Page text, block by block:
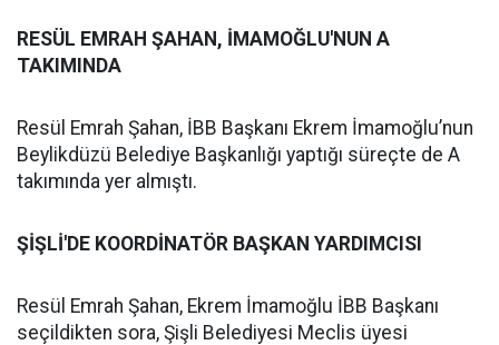
RESÜL EMRAH ŞAHAN, İMAMOĞLU'NUN A
TAKIMINDA
Resül Emrah Şahan, İBB Başkanı Ekrem İmamoğlu’nun
Beylikdüzü Belediye Başkanlığı yaptığı süreçte de A
takımında yer almıştı.
ŞİŞLİ'DE KOORDİNATÖR BAŞKAN YARDIMCISI
Resül Emrah Şahan, Ekrem İmamoğlu İBB Başkanı
seçildikten sora, Şişli Belediyesi Meclis üyesi